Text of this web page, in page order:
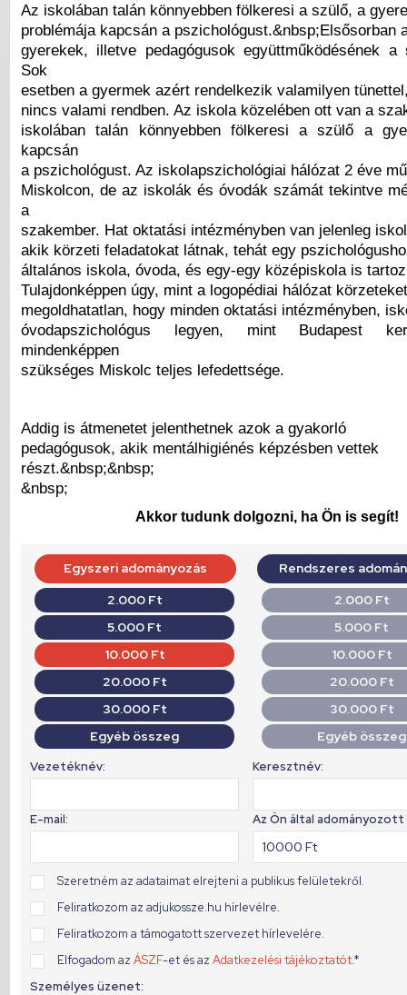
Az iskolában talán könnyebben fölkeresi a szülő, a
problémája kapcsán a pszichológust.&nbsp;Elsősorban
gyerekek, illetve pedagógusok együttműködésének
Sok
esetben a gyermek azért rendelkezik valamilyen
nincs valami rendben. Az iskola közelében ott van a
iskolában talán könnyebben fölkeresi a szülő a
kapcsán
a pszichológust. Az iskolapszichológiai hálózat 2 éve
Miskolcon, de az iskolák és óvodák számát tekintve
a
szakember. Hat oktatási intézményben van jelenleg
akik körzeti feladatokat látnak, tehát egy
általános iskola, óvoda, és egy-egy középiskola is
Tulajdonképpen úgy, mint a logopédiai hálózat
megoldhatatlan, hogy minden oktatási intézményben,
óvodapszichológus legyen, mint Budapest
mindenképpen
szükséges Miskolc teljes lefedettsége.
Addig is átmenetet jelenthetnek azok a gyakorló
pedagógusok, akik mentálhigiénés képzésben vettek
részt.&nbsp;&nbsp;
&nbsp;
Akkor tudunk dolgozni, ha Ön is segít!